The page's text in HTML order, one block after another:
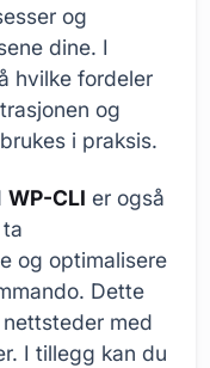
og
dine. I
hvilke fordeler
og
i praksis.
WP-CLI er også
og optimalisere
Dette
med
I tillegg kan du